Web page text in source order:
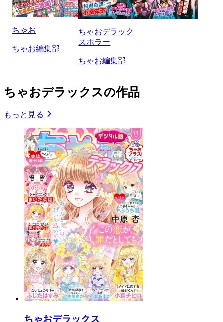
ちゃお
ちゃお編集部
ちゃおデラック
スホラー
ちゃお編集部
ちゃおデラックスの作品
もっと見る
ちゃおデラックス